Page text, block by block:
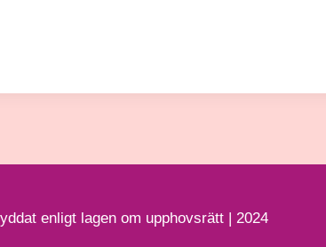
enligt lagen om upphovsrätt | 2024